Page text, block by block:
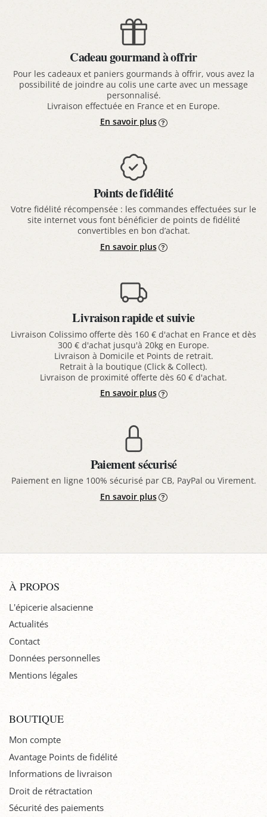
Cadeau gourmand à offrir
Pour les cadeaux et paniers gourmands à offrir, vous avez la
possibilité de joindre au colis une carte avec un message
personnalisé.
Livraison effectuée en France et en Europe.
En savoir plus
Points de fidélité
Votre fidélité récompensée : les commandes effectuées sur le
site internet vous font bénéficier de points de fidélité
convertibles en bon d’achat.
En savoir plus
Livraison rapide et suivie
Livraison Colissimo offerte dès 160 € d'achat en France et dès
300 € d'achat jusqu'à 20kg en Europe.
Livraison à Domicile et Points de retrait.
Retrait à la boutique (Click & Collect).
Livraison de proximité offerte dès 60 € d'achat.
En savoir plus
Paiement sécurisé
Paiement en ligne 100% sécurisé par CB, PayPal ou Virement.
En savoir plus
À PROPOS
L'épicerie alsacienne
Actualités
Contact
Données personnelles
Mentions légales
BOUTIQUE
Mon compte
Avantage Points de fidélité
Informations de livraison
Droit de rétractation
Sécurité des paiements